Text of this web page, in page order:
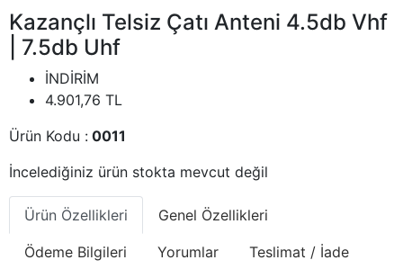
Kazançlı Telsiz Çatı Anteni 4.5db Vhf
| 7.5db Uhf
İNDİRİM
4.901,76 TL
Ürün Kodu : 0011
İncelediğiniz ürün stokta mevcut değil
Ürün Özellikleri Genel Özellikleri
Ödeme Bilgileri Yorumlar Teslimat / İade